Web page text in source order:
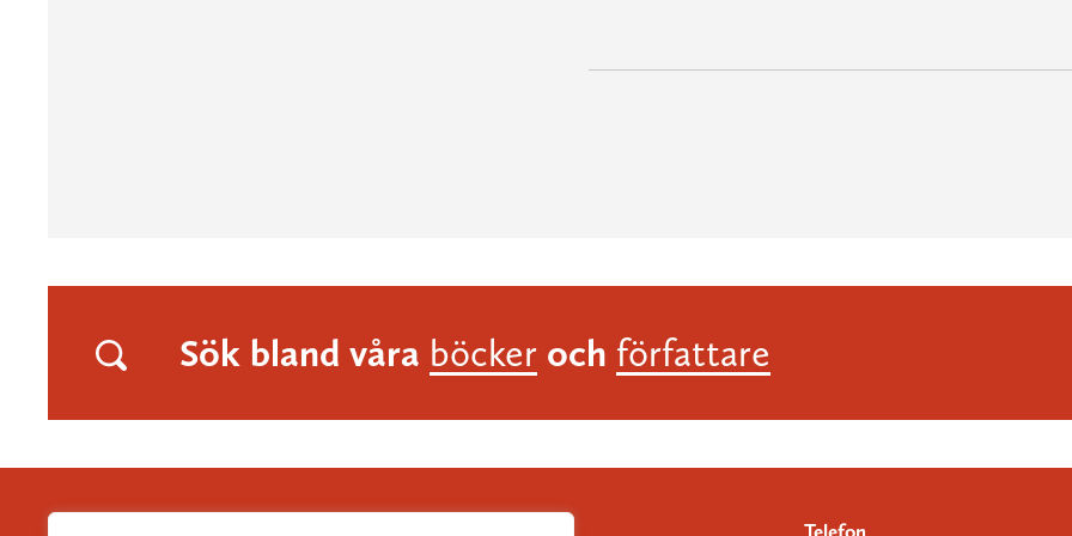
Sök bland våra böcker och författare
Telefon